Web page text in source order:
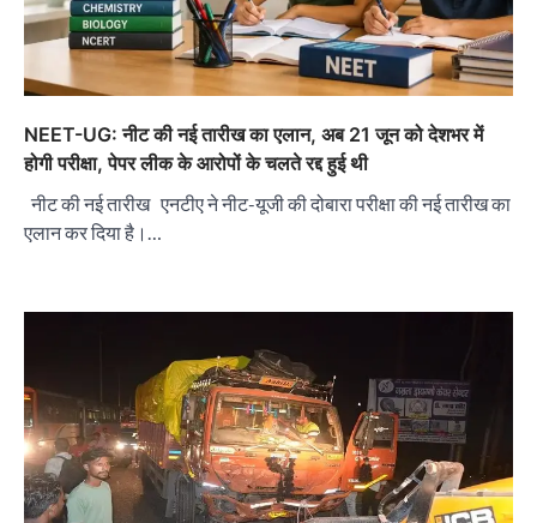
NEET-UG: नीट की नई तारीख का एलान, अब 21 जून को देशभर में
होगी परीक्षा, पेपर लीक के आरोपों के चलते रद्द हुई थी
नीट की नई तारीख एनटीए ने नीट-यूजी की दोबारा परीक्षा की नई तारीख का
एलान कर दिया है।…